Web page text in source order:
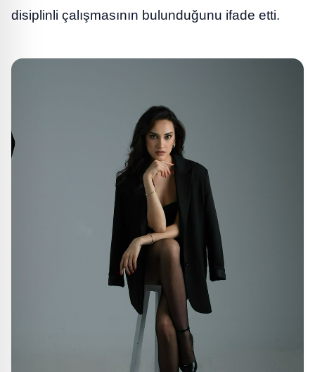
disiplinli çalışmasının bulunduğunu ifade etti.